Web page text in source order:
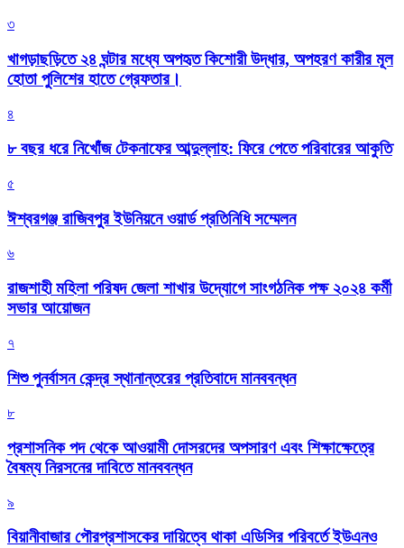
৩
খাগড়াছড়িতে ২৪ ঘন্টার মধ্যে অপহৃত কিশোরী উদ্ধার, অপহরণ কারীর মূল
হোতা পুলিশের হাতে গ্রেফতার।
৪
৮ বছর ধরে নিখোঁজ টেকনাফের আব্দুল্লাহ: ফিরে পেতে পরিবারের আকুতি
৫
ঈশ্বরগঞ্জ রাজিবপুর ইউনিয়নে ওয়ার্ড প্রতিনিধি সম্মেলন
৬
রাজশাহী মহিলা পরিষদ জেলা শাখার উদ্যোগে সাংগঠনিক পক্ষ ২০২৪ কর্মী
সভার আয়োজন
৭
শিশু পুনর্বাসন কেন্দ্র স্থানান্তরের প্রতিবাদে মানববন্ধন
৮
প্রশাসনিক পদ থেকে আওয়ামী দোসরদের অপসারণ এবং শিক্ষাক্ষেত্রে
বৈষম্য নিরসনের দাবিতে মানববন্ধন
৯
বিয়ানীবাজার পৌরপ্রশাসকের দায়িত্বে থাকা এডিসির পরিবর্তে ইউএনও